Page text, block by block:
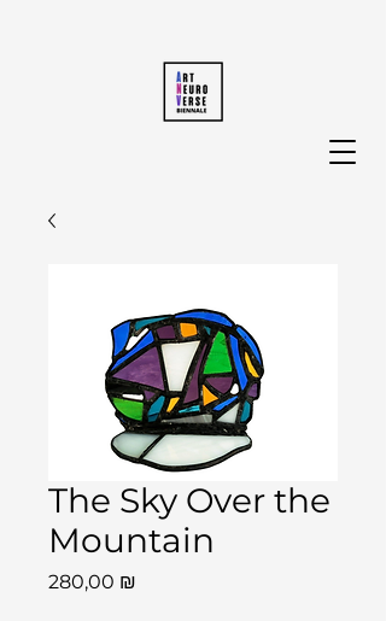
The Sky Over the
Mountain
280,00 ₪